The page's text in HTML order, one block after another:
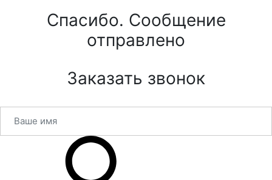
Спасибо. Сообщение
отправлено
Заказать звонок